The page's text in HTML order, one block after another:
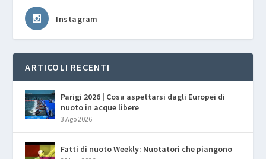
Instagram
ARTICOLI RECENTI
Parigi 2026 | Cosa aspettarsi dagli Europei di
nuoto in acque libere
3 Ago 2026
Fatti di nuoto Weekly: Nuotatori che piangono